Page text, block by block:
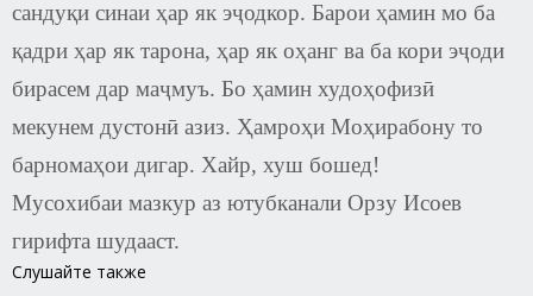
сандуқи синаи ҳар як эҷодкор. Барои ҳамин мо ба
қадри ҳар як тарона, ҳар як оҳанг ва ба кори эҷоди
бирасем дар маҷмуъ. Бо ҳамин худоҳофизӣ
мекунем дустонӣ азиз. Ҳамроҳи Моҳирабону то
барномаҳои дигар. Хайр, хуш бошед!
Мусохибаи мазкур аз ютубканали Орзу Исоев
гирифта шудааст.
Слушайте также